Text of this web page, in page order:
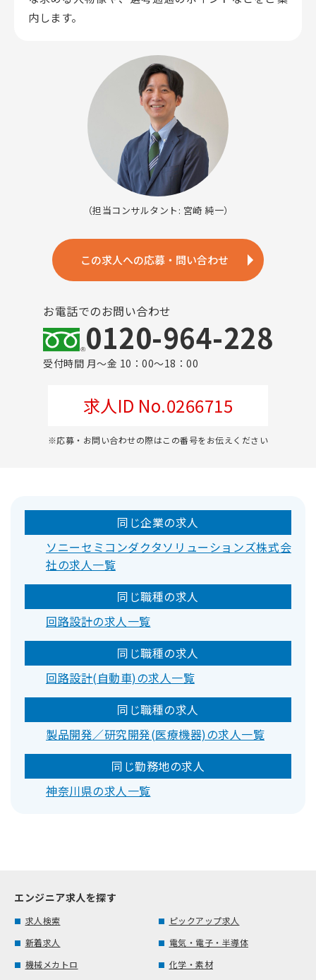
内します。
（担当コンサルタント: 宮崎 純一）
この求人への応募・問い合わせ
お電話でのお問い合わせ
0120-964-228
受付時間 月～金 10：00～18：00
求人ID No.0266715
※応募・お問い合わせの際はこの番号をお伝えください
同じ企業の求人
ソニーセミコンダクタソリューションズ株式会
社の求人一覧
同じ職種の求人
回路設計の求人一覧
同じ職種の求人
回路設計(自動車)の求人一覧
同じ職種の求人
製品開発／研究開発(医療機器)の求人一覧
同じ勤務地の求人
神奈川県の求人一覧
エンジニア求人を探す
求人検索
ピックアップ求人
新着求人
電気・電子・半導体
機械メカトロ
化学・素材